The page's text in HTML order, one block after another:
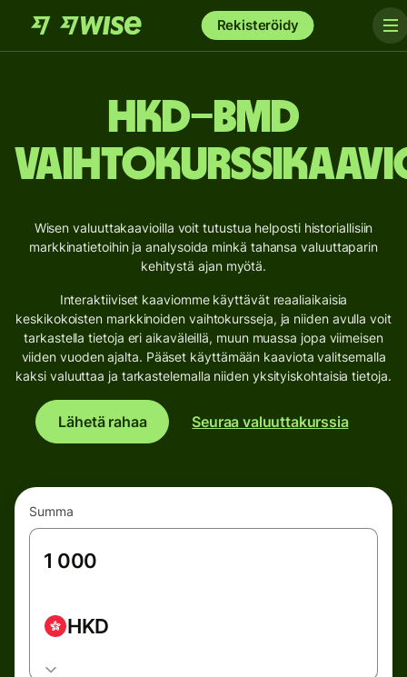
Rekisteröidy
HKD–BMD
Wisen valuuttakaavioilla voit tutustua helposti historiallisiin
markkinatietoihin ja analysoida minkä tahansa valuuttaparin
kehitystä ajan myötä.
Interaktiiviset kaaviomme käyttävät reaaliaikaisia
keskikokoisten markkinoiden vaihtokursseja, ja niiden avulla voit
tarkastella tietoja eri aikaväleillä, muun muassa jopa viimeisen
viiden vuoden ajalta. Pääset käyttämään kaaviota valitsemalla
kaksi valuuttaa ja tarkastelemalla niiden yksityiskohtaisia tietoja.
Lähetä rahaa Seuraa valuuttakurssia
Summa
HKD